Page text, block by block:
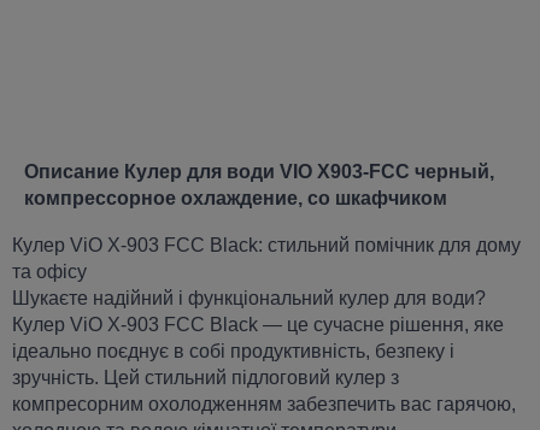
Описание Кулер для води VIO X903-FCC черный,
компрессорное охлаждение, со шкафчиком
Кулер ViO X-903 FCC Black: стильний помічник для дому
та офісу
Шукаєте надійний і функціональний кулер для води?
Кулер ViO X-903 FCC Black — це сучасне рішення, яке
ідеально поєднує в собі продуктивність, безпеку і
зручність. Цей стильний підлоговий кулер з
компресорним охолодженням забезпечить вас гарячою,